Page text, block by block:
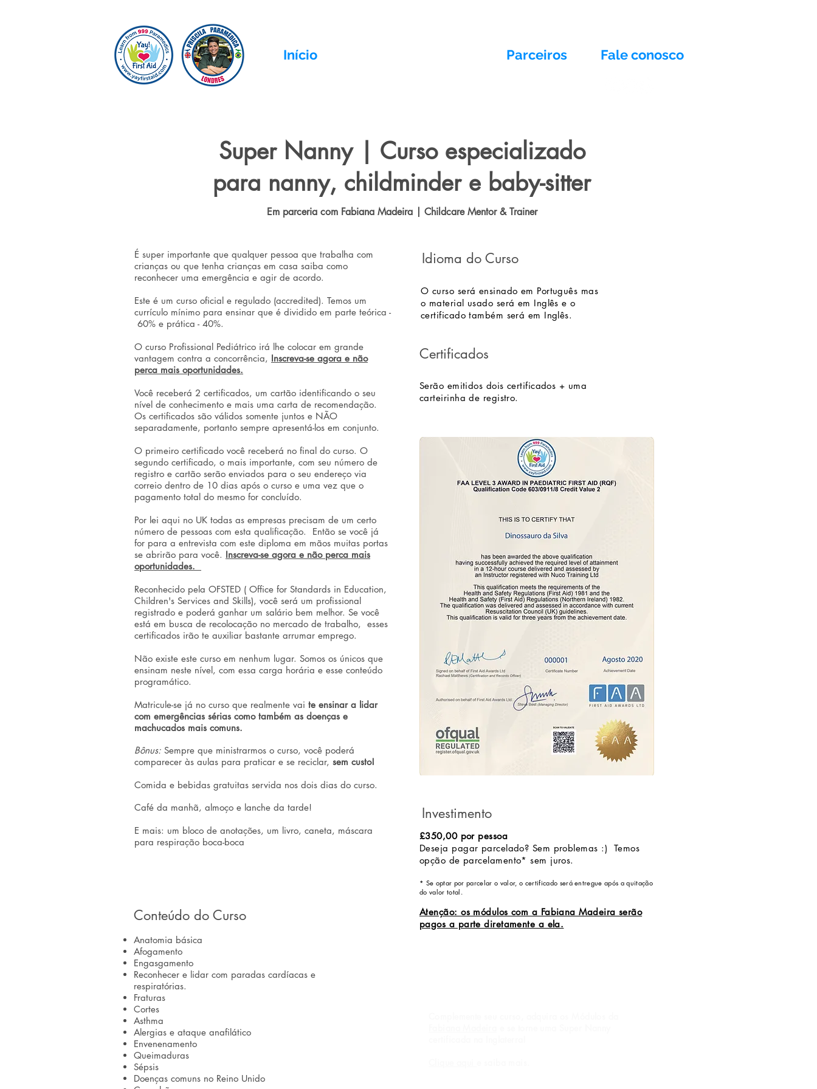
Início Parceiros Fale conosco
Super Nanny | Curso especializado
para nanny, childminder e baby-sitter
Em parceria com Fabiana Madeira | Childcare Mentor & Trainer
É super importante que qualquer pessoa que trabalha com
crianças ou que tenha crianças em casa saiba como
reconhecer uma emergência e agir de acordo.
Este é um curso oficial e regulado (accredited). Temos um
currículo mínimo para ensinar que é dividido em parte teórica -
60% e prática - 40%.
O curso Profissional Pediátrico irá lhe colocar em grande
vantagem contra a concorrência, Inscreva-se agora e não
perca mais oportunidades.
Você receberá 2 certificados, um cartão identificando o seu
nível de conhecimento e mais uma carta de recomendação.
Os certificados são válidos somente juntos e NÃO
separadamente, portanto sempre apresentá-los em conjunto.
O primeiro certificado você receberá no final do curso. O
segundo certificado, o mais importante, com seu número de
registro e cartão serão enviados para o seu endereço via
correio ‪dentro de 10 dias‬ após o curso e uma vez que o
pagamento total do mesmo for concluído.
Por lei aqui no UK todas as empresas precisam de um certo
número de pessoas com esta qualificação. Então se você já
for para a entrevista com este diploma em mãos muitas portas
se abrirão para você. Inscreva-se agora e não perca mais
oportunidades.
Reconhecido pela OFSTED ( Office for Standards in Education,
Children's Services and Skills), você será um profissional
registrado e poderá ganhar um salário bem melhor. Se você
está em busca de recolocação no mercado de trabalho, esses
certificados irão te auxiliar bastante arrumar emprego.
Não existe este curso em nenhum lugar. Somos os únicos que
ensinam neste nível, com essa carga horária e esse conteúdo
programático.
Matricule-se já no curso que realmente vai te ensinar a lidar
com emergências sérias como também as doenças e
machucados mais comuns.
Bônus: Sempre que ministrarmos o curso, você poderá
comparecer às aulas para praticar e se reciclar, sem custo!
Comida e bebidas gratuitas servida nos dois dias do curso.
Café da manhã, almoço e lanche da tarde!
E mais: um bloco de anotações, um livro, caneta, máscara
para respiração boca-boca
Conteúdo do Curso
Anatomia básica
Afogamento
Engasgamento
Reconhecer e lidar com paradas cardíacas e
respiratórias.
Fraturas
Cortes
Asthma
Alergias e ataque anafilático
Envenenamento
Queimaduras
Sépsis
Doenças comuns no Reino Unido
Idioma do Curso
O curso será ensinado em Português mas
o material usado será em Inglês e o
certificado também será em Inglês.
Certificados
Serão emitidos dois certificados + uma
carteirinha de registro.
Investimento
£350,00 por pessoa
Deseja pagar parcelado? Sem problemas :) Temos
opção de parcelamento* sem juros.
* Se optar por parcelar o valor, o certificado será entregue após a quitação
do valor total.
Atenção: os módulos com a Fabiana Madeira serão
pagos a parte diretamente a ela.